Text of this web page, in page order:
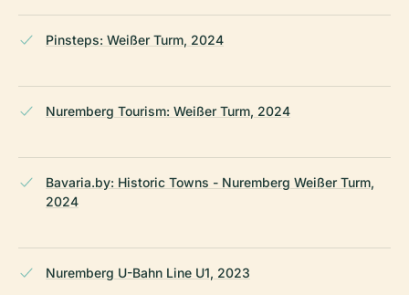
Pinsteps: Weißer Turm, 2024
Nuremberg Tourism: Weißer Turm, 2024
Bavaria.by: Historic Towns - Nuremberg Weißer Turm,
2024
Nuremberg U-Bahn Line U1, 2023